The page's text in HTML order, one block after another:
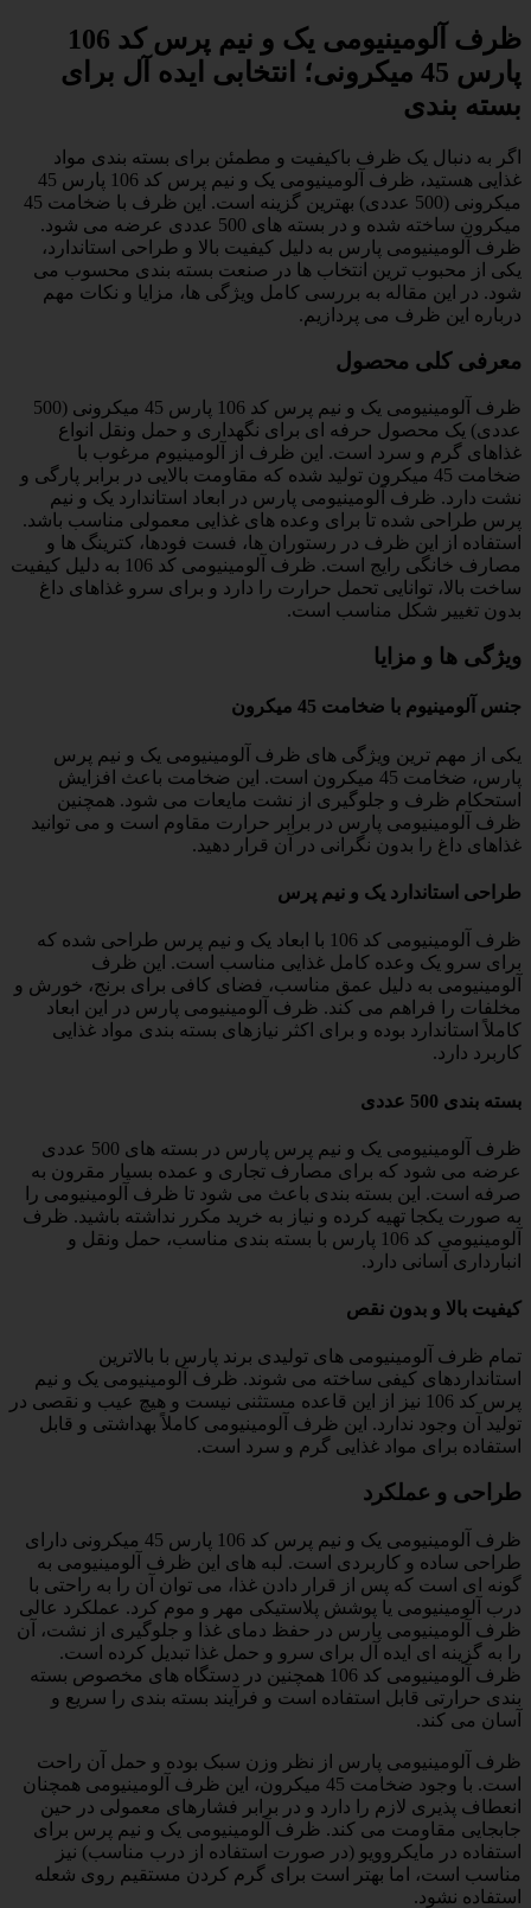
ظرف آلومینیومی یک و نیم پرس کد 106
پارس 45 میکرونی؛ انتخابی ایده آل برای
بسته بندی
اگر به دنبال یک ظرف باکیفیت و مطمئن برای بسته بندی مواد
غذایی هستید، ظرف آلومینیومی یک و نیم پرس کد 106 پارس 45
میکرونی (500 عددی) بهترین گزینه است. این ظرف با ضخامت 45
میکرون ساخته شده و در بسته های 500 عددی عرضه می شود.
ظرف آلومینیومی پارس به دلیل کیفیت بالا و طراحی استاندارد،
یکی از محبوب ترین انتخاب ها در صنعت بسته بندی محسوب می
شود. در این مقاله به بررسی کامل ویژگی ها، مزایا و نکات مهم
درباره این ظرف می پردازیم.
معرفی کلی محصول
ظرف آلومینیومی یک و نیم پرس کد 106 پارس 45 میکرونی (500
عددی) یک محصول حرفه ای برای نگهداری و حمل ونقل انواع
غذاهای گرم و سرد است. این ظرف از آلومینیوم مرغوب با
ضخامت 45 میکرون تولید شده که مقاومت بالایی در برابر پارگی و
نشت دارد. ظرف آلومینیومی پارس در ابعاد استاندارد یک و نیم
پرس طراحی شده تا برای وعده های غذایی معمولی مناسب باشد.
استفاده از این ظرف در رستوران ها، فست فودها، کترینگ ها و
مصارف خانگی رایج است. ظرف آلومینیومی کد 106 به دلیل کیفیت
ساخت بالا، توانایی تحمل حرارت را دارد و برای سرو غذاهای داغ
بدون تغییر شکل مناسب است.
ویژگی ها و مزایا
جنس آلومینیوم با ضخامت 45 میکرون
یکی از مهم ترین ویژگی های ظرف آلومینیومی یک و نیم پرس
پارس، ضخامت 45 میکرون است. این ضخامت باعث افزایش
استحکام ظرف و جلوگیری از نشت مایعات می شود. همچنین
ظرف آلومینیومی پارس در برابر حرارت مقاوم است و می توانید
غذاهای داغ را بدون نگرانی در آن قرار دهید.
طراحی استاندارد یک و نیم پرس
ظرف آلومینیومی کد 106 با ابعاد یک و نیم پرس طراحی شده که
برای سرو یک وعده کامل غذایی مناسب است. این ظرف
آلومینیومی به دلیل عمق مناسب، فضای کافی برای برنج، خورش و
مخلفات را فراهم می کند. ظرف آلومینیومی پارس در این ابعاد
کاملاً استاندارد بوده و برای اکثر نیازهای بسته بندی مواد غذایی
کاربرد دارد.
بسته بندی 500 عددی
ظرف آلومینیومی یک و نیم پرس پارس در بسته های 500 عددی
عرضه می شود که برای مصارف تجاری و عمده بسیار مقرون به
صرفه است. این بسته بندی باعث می شود تا ظرف آلومینیومی را
به صورت یکجا تهیه کرده و نیاز به خرید مکرر نداشته باشید. ظرف
آلومینیومی کد 106 پارس با بسته بندی مناسب، حمل ونقل و
انبارداری آسانی دارد.
کیفیت بالا و بدون نقص
تمام ظرف آلومینیومی های تولیدی برند پارس با بالاترین
استانداردهای کیفی ساخته می شوند. ظرف آلومینیومی یک و نیم
پرس کد 106 نیز از این قاعده مستثنی نیست و هیچ عیب و نقصی در
تولید آن وجود ندارد. این ظرف آلومینیومی کاملاً بهداشتی و قابل
استفاده برای مواد غذایی گرم و سرد است.
طراحی و عملکرد
ظرف آلومینیومی یک و نیم پرس کد 106 پارس 45 میکرونی دارای
طراحی ساده و کاربردی است. لبه های این ظرف آلومینیومی به
گونه ای است که پس از قرار دادن غذا، می توان آن را به راحتی با
درب آلومینیومی یا پوشش پلاستیکی مهر و موم کرد. عملکرد عالی
ظرف آلومینیومی پارس در حفظ دمای غذا و جلوگیری از نشت، آن
را به گزینه ای ایده آل برای سرو و حمل غذا تبدیل کرده است.
ظرف آلومینیومی کد 106 همچنین در دستگاه های مخصوص بسته
بندی حرارتی قابل استفاده است و فرآیند بسته بندی را سریع و
آسان می کند.
ظرف آلومینیومی پارس از نظر وزن سبک بوده و حمل آن راحت
است. با وجود ضخامت 45 میکرون، این ظرف آلومینیومی همچنان
انعطاف پذیری لازم را دارد و در برابر فشارهای معمولی در حین
جابجایی مقاومت می کند. ظرف آلومینیومی یک و نیم پرس برای
استفاده در مایکروویو (در صورت استفاده از درب مناسب) نیز
مناسب است، اما بهتر است برای گرم کردن مستقیم روی شعله
استفاده نشود.